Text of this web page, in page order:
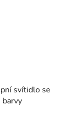
svítidlo se
barvy